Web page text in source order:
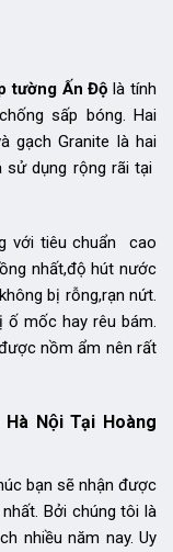
tường Ấn Độ là tính
sấp bóng. Hai
gạch Granite là hai
dụng rộng rãi tại
với tiêu chuẩn cao
nhất,độ hút nước
bị rỗng,rạn nứt.
ố mốc hay rêu bám.
nồm ẩm nên rất
Nội Tại Hoàng
bạn sẽ nhận được
Bởi chúng tôi là
nhiều năm nay. Uy